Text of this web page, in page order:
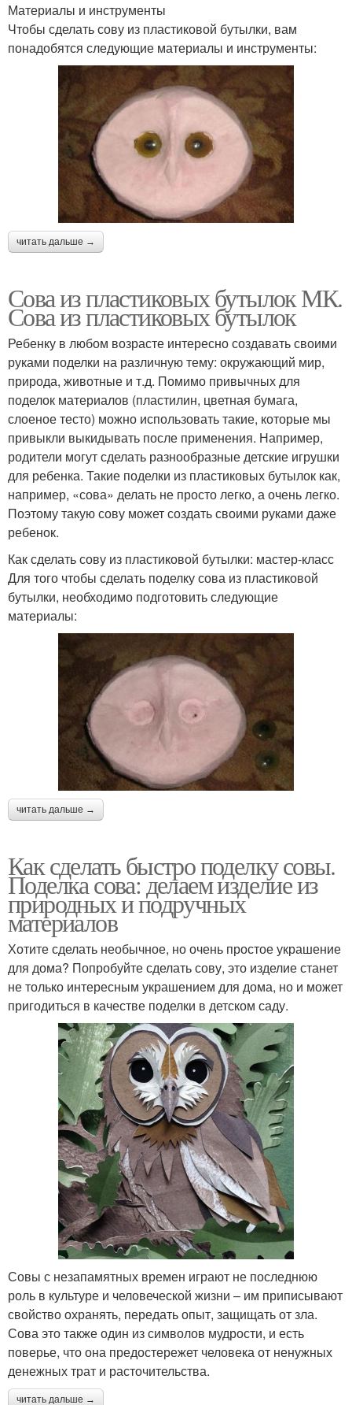
Материалы и инструменты
Чтобы сделать сову из пластиковой бутылки, вам
понадобятся следующие материалы и инструменты:
читать дальше →
Сова из пластиковых бутылок МК.
Сова из пластиковых бутылок
Ребенку в любом возрасте интересно создавать своими
руками поделки на различную тему: окружающий мир,
природа, животные и т.д. Помимо привычных для
поделок материалов (пластилин, цветная бумага,
слоеное тесто) можно использовать такие, которые мы
привыкли выкидывать после применения. Например,
родители могут сделать разнообразные детские игрушки
для ребенка. Такие поделки из пластиковых бутылок как,
например, «сова» делать не просто легко, а очень легко.
Поэтому такую сову может создать своими руками даже
ребенок.
Как сделать сову из пластиковой бутылки: мастер-класс
Для того чтобы сделать поделку сова из пластиковой
бутылки, необходимо подготовить следующие
материалы:
читать дальше →
Как сделать быстро поделку совы.
Поделка сова: делаем изделие из
природных и подручных
материалов
Хотите сделать необычное, но очень простое украшение
для дома? Попробуйте сделать сову, это изделие станет
не только интересным украшением для дома, но и может
пригодиться в качестве поделки в детском саду.
Совы с незапамятных времен играют не последнюю
роль в культуре и человеческой жизни – им приписывают
свойство охранять, передать опыт, защищать от зла.
Сова это также один из символов мудрости, и есть
поверье, что она предостережет человека от ненужных
денежных трат и расточительства.
читать дальше →